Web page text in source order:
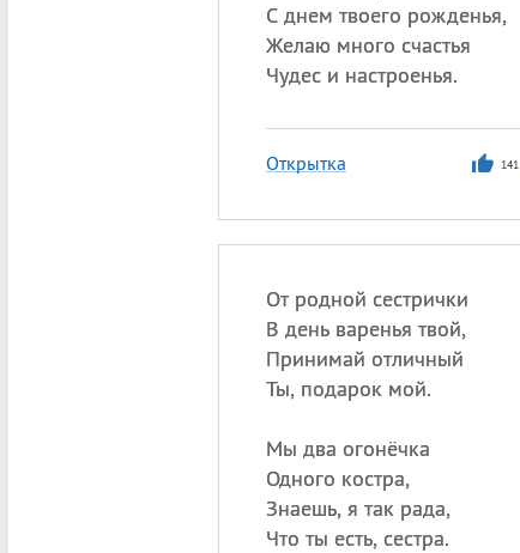
С днем твоего рожденья,
Желаю много счастья
Чудес и настроенья.
Открытка 141
От родной сестрички
В день варенья твой,
Принимай отличный
Ты, подарок мой.
Мы два огонёчка
Одного костра,
Знаешь, я так рада,
Что ты есть, сестра.